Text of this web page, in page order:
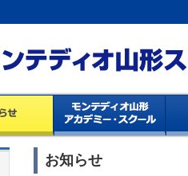
お知らせ